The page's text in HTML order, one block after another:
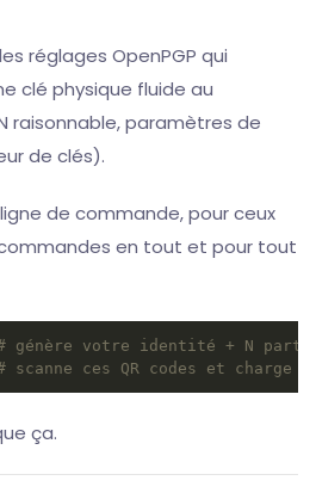
réglages OpenPGP qui
clé physique fluide au
raisonnable, paramètres de
de clés).
de commande, pour ceux
en tout et pour tout
génère votre identité + N parts
scanne ces QR codes et
ça.